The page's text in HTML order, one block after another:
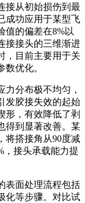
接从初始损伤到最
成功应用于某型飞
值的偏差在8%以
接接头的三维渐进
，目前主要用于关
优化。
分布极不均匀，
发胶接失效的起始
形，有效降低了剥
得到显著改善。某
将搭接角从90度减
，接头承载能力提
表面处理流程包括
化等步骤。对比试